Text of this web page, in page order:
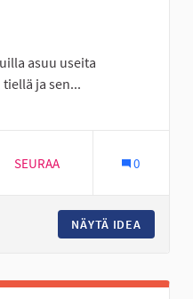
asuu useita
ja sen...
Itäinen Seinäjoki
18 SEURAAJAA
SEURAA 0
NÄYTÄ IDEA